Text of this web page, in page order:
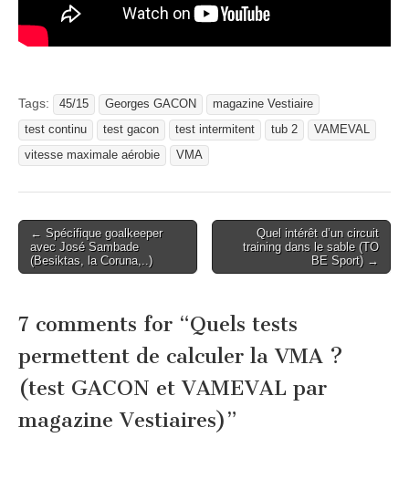
Tags: 45/15 Georges GACON
magazine Vestiaire
test continu
test gacon test intermitent tub 2
VAMEVAL
vitesse maximale aérobie
VMA
Post
navigation
← Spécifique goalkeeper
avec José Sambade
(Besiktas, la Coruna,..)
Quel intérêt d’un circuit
training dans le sable (TO
BE Sport) →
7 comments for “Quels tests
permettent de calculer la VMA ?
(test GACON et VAMEVAL par
magazine Vestiaires)”